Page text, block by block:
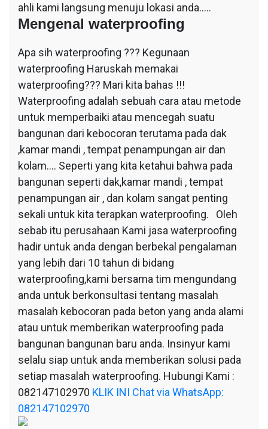
ahli kami langsung menuju lokasi anda…..
Mengenal waterproofing
Apa sih waterproofing ??? Kegunaan
waterproofing Haruskah memakai
waterproofing??? Mari kita bahas !!!
Waterproofing adalah sebuah cara atau metode
untuk memperbaiki atau mencegah suatu
bangunan dari kebocoran terutama pada dak
,kamar mandi , tempat penampungan air dan
kolam…. Seperti yang kita ketahui bahwa pada
bangunan seperti dak,kamar mandi , tempat
penampungan air , dan kolam sangat penting
sekali untuk kita terapkan waterproofing. Oleh
sebab itu perusahaan Kami jasa waterproofing
hadir untuk anda dengan berbekal pengalaman
yang lebih dari 10 tahun di bidang
waterproofing,kami bersama tim mengundang
anda untuk berkonsultasi tentang masalah
masalah kebocoran pada beton yang anda alami
atau untuk memberikan waterproofing pada
bangunan bangunan baru anda. Insinyur kami
selalu siap untuk anda memberikan solusi pada
setiap masalah waterproofing. Hubungi Kami :
082147102970 KLIK INI Chat via WhatsApp:
082147102970